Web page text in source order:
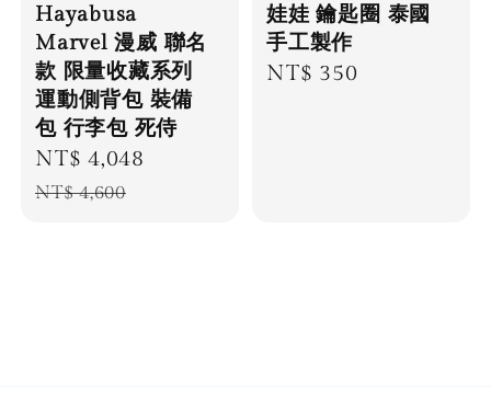
Hayabusa
Marvel 漫威 聯名
款 限量收藏系列
運動側背包 裝備
包 行李包 死侍
Sale
price
NT$ 4,048
NT$ 4,600
娃娃 鑰匙圈 泰國
手工製作
Regular
NT$ 350